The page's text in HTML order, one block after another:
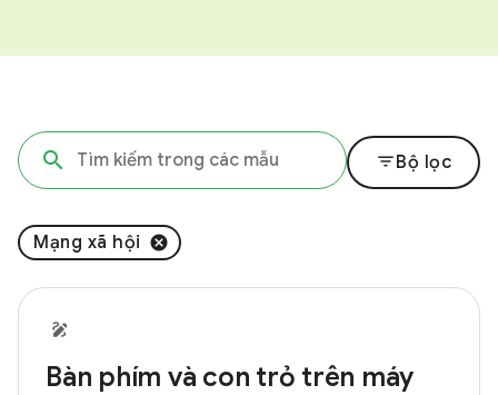
filter_listBộ lọc
Mạng xã hội
Bàn phím và con trỏ trên máy